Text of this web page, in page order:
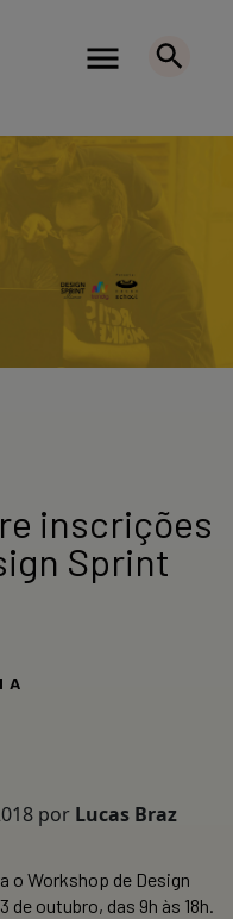
inscrições
Sprint
por Lucas Braz
o Workshop de Design
de outubro, das 9h às 18h.